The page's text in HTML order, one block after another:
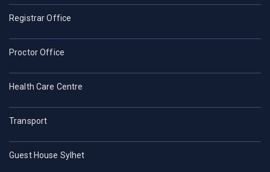
Registrar Office
Proctor Office
Health Care Centre
Transport
Guest House Sylhet